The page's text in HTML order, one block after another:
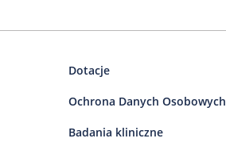
Dotacje
Ochrona Danych Osobowych
Badania kliniczne